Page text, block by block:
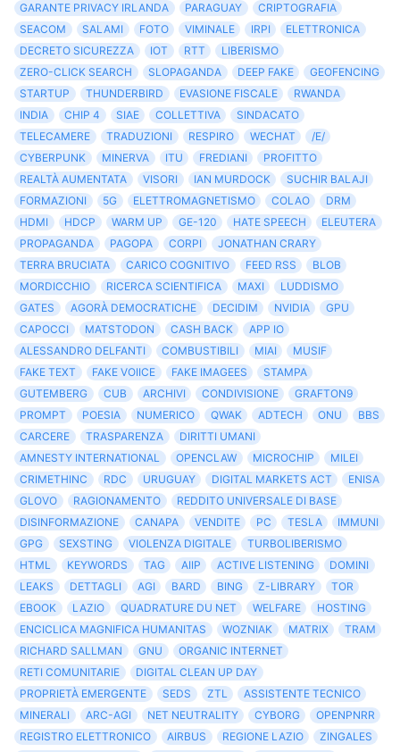
GARANTE PRIVACY IRLANDA
PARAGUAY
CRIPTOGRAFIA
SEACOM
SALAMI FOTO VIMINALE IRPI
ELETTRONICA
DECRETO SICUREZZA
IOT RTT
LIBERISMO
ZERO-CLICK SEARCH
SLOPAGANDA DEEP FAKE
GEOFENCING
STARTUP
THUNDERBIRD EVASIONE FISCALE
RWANDA
INDIA
CHIP 4 SIAE COLLETTIVA
SINDACATO
TELECAMERE
TRADUZIONI RESPIRO WECHAT
/E/
CYBERPUNK
MINERVA ITU FREDIANI
PROFITTO
REALTÀ AUMENTATA
VISORI IAN MURDOCK
SUCHIR BALAJI
FORMAZIONI
5G ELETTROMAGNETISMO COLAO
DRM
HDMI
HDCP WARM UP GE-120 HATE SPEECH
ELEUTERA
PROPAGANDA
PAGOPA CORPI
JONATHAN CRARY
TERRA BRUCIATA
CARICO COGNITIVO FEED RSS
BLOB
MORDICCHIO
RICERCA SCIENTIFICA MAXI
LUDDISMO
GATES
AGORÀ DEMOCRATICHE DECIDIM NVIDIA
GPU
CAPOCCI
MATSTODON CASH BACK
APP IO
ALESSANDRO DELFANTI
COMBUSTIBILI MIAI
MUSIF
FAKE TEXT
FAKE VOIICE FAKE IMAGEES
STAMPA
GUTEMBERG
CUB ARCHIVI CONDIVISIONE
GRAFTON9
PROMPT
POESIA NUMERICO QWAK ADTECH ONU
BBS
CARCERE
TRASPARENZA
DIRITTI UMANI
AMNESTY INTERNATIONAL
OPENCLAW MICROCHIP
MILEI
CRIMETHINC
RDC URUGUAY DIGITAL MARKETS ACT
ENISA
GLOVO
RAGIONAMENTO
REDDITO UNIVERSALE DI BASE
DISINFORMAZIONE
CANAPA VENDITE PC TESLA
IMMUNI
GPG
SEXSTING VIOLENZA DIGITALE
TURBOLIBERISMO
HTML
KEYWORDS TAG AIIP ACTIVE LISTENING
DOMINI
LEAKS
DETTAGLI AGI BARD BING Z-LIBRARY
TOR
EBOOK
LAZIO QUADRATURE DU NET WELFARE
HOSTING
ENCICLICA MAGNIFICA HUMANITAS
WOZNIAK MATRIX
TRAM
RICHARD SALLMAN
GNU
ORGANIC INTERNET
RETI COMUNITARIE
DIGITAL CLEAN UP DAY
PROPRIETÀ EMERGENTE
SEDS ZTL
ASSISTENTE TECNICO
MINERALI
ARC-AGI NET NEUTRALITY CYBORG
OPENPNRR
REGISTRO ELETTRONICO
AIRBUS REGIONE LAZIO
ZINGALES